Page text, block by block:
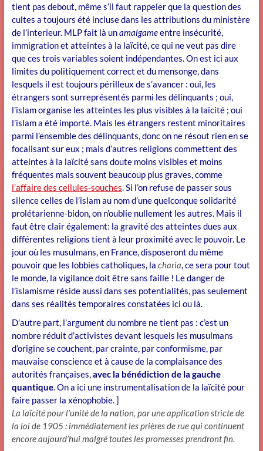
tient pas debout, même s’il faut rappeler que la question des
cultes a toujours été incluse dans les attributions du ministère
de l’interieur. MLP fait là unamalgameentre insécurité,
immigration et atteintes à la laïcité, ce qui ne veut pas dire
que ces trois variables soient indépendantes. On est ici aux
limites du politiquement correct et du mensonge, dans
lesquels il est toujours périlleux de s’avancer : oui, les
étrangers sont surreprésentés parmi les délinquants ; oui,
l’islam organise les atteintes les plus visibles à la laïcité ; oui
l’islam a été importé. Mais les étrangers restent minoritaires
parmi l’ensemble des délinquants, donc on ne résout rien en se
focalisant sur eux ; mais d’autres religions commettent des
atteintes à la laïcité sans doute moins visibles et moins
fréquentes mais souvent beaucoup plus graves, comme
l’affaire des cellules-souches. Si l’on refuse de passer sous
silence celles de l’islam au nom d’une quelconque solidarité
prolétarienne-bidon, on n’oublie nullement les autres. Mais il
faut être clair également: la gravité des atteintes dues aux
différentes religions tient à leur proximité avec le pouvoir. Le
jour où les musulmans, en France, disposeront du même
pouvoir que les lobbies catholiques, la charia, ce sera pour tout
le monde, la vigilance doit être sans faille ! Le danger de
l’islamisme réside aussi dans ses potentialités, pas seulement
dans ses réalités temporaires constatées ici ou là.
D’autre part, l’argument du nombre ne tient pas : c’est un
nombre réduit d’activistes devant lesquels les musulmans
d’origine se couchent, par crainte, par conformisme, par
mauvaise conscience et à cause de la complaisance des
autorités françaises,avec la bénédiction de la gauche
quantique. On a ici une instrumentalisation de la laïcité pour
faire passer la xénophobie. ]
La laïcité pour l’unité de la nation, par une application stricte de
la loi de 1905 : immédiatement les prières de rue qui continuent
encore aujourd’hui malgré toutes les promesses prendront fin.